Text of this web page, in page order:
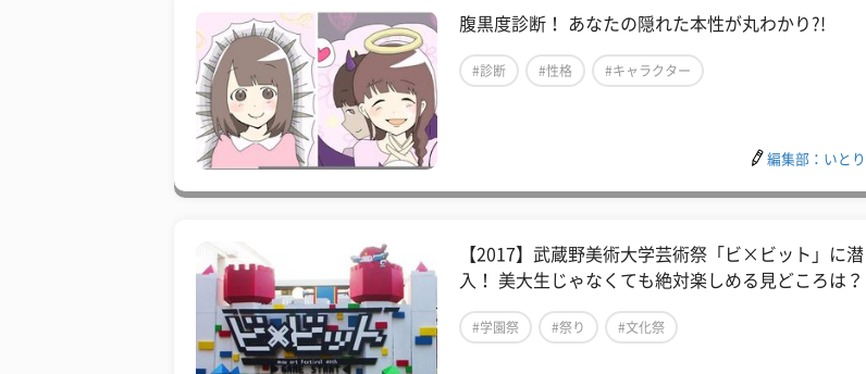
腹黒度診断！ あなたの隠れた本性が丸わかり?!
#診断 #性格 #キャラクター
編集部：いとり
【2017】武蔵野美術大学芸術祭「ビ×ビット」に潜
入！ 美大生じゃなくても絶対楽しめる見どころは？
#学園祭 #祭り #文化祭